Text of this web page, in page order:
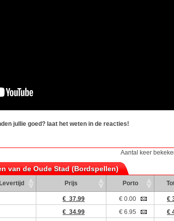
jullie goed? laat het weten in de reacties!
Aantal keer
van de Oude Stad (Bordspellen)
Levertijd Prijs Porto
€ 37.99 € 0.00
€
€ 34.99 € 6.95
€